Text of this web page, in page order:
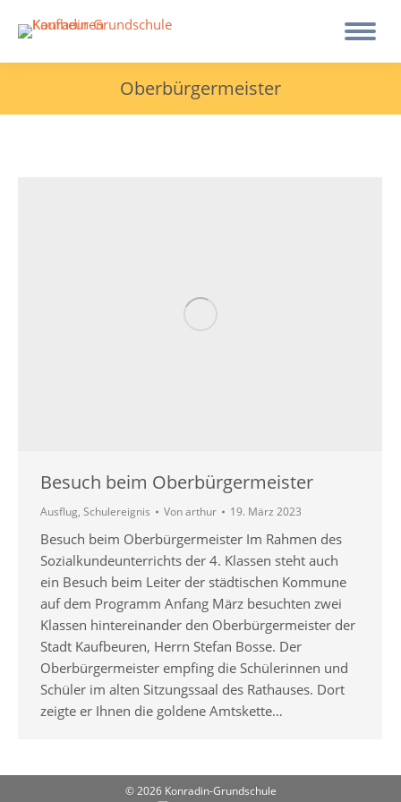
Oberbürgermeister
Besuch beim Oberbürgermeister
Ausflug, Schulereignis Vonarthur 19. März 2023
Besuch beim Oberbürgermeister Im Rahmen des
Sozialkundeunterrichts der 4. Klassen steht auch
ein Besuch beim Leiter der städtischen Kommune
auf dem Programm Anfang März besuchten zwei
Klassen hintereinander den Oberbürgermeister der
Stadt Kaufbeuren, Herrn Stefan Bosse. Der
Oberbürgermeister empfing die Schülerinnen und
Schüler im alten Sitzungssaal des Rathauses. Dort
zeigte er Ihnen die goldene Amtskette…
© 2026 Konradin-Grundschule